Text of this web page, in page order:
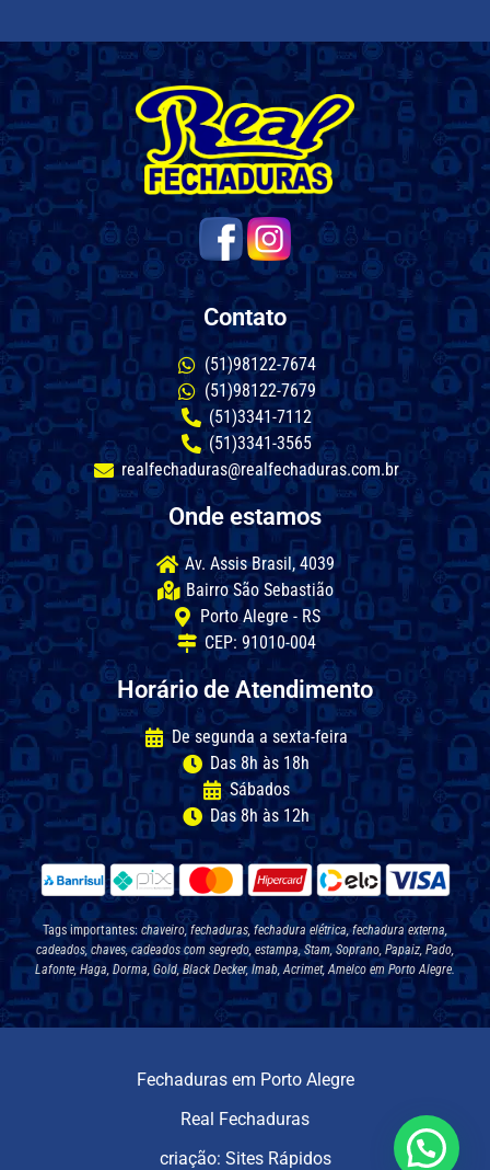
Contato
(51)98122-7674
(51)98122-7679
(51)3341-7112
(51)3341-3565
realfechaduras@realfechaduras.com.br
Onde estamos
Av. Assis Brasil, 4039
Bairro São Sebastião
Porto Alegre - RS
CEP: 91010-004
Horário de Atendimento
De segunda a sexta-feira
Das 8h às 18h
Sábados
Das 8h às 12h
Tags importantes: chaveiro, fechaduras, fechadura elétrica, fechadura externa,
cadeados, chaves, cadeados com segredo, estampa, Stam, Soprano, Papaiz, Pado,
Lafonte, Haga, Dorma, Gold, Black Decker, Imab, Acrimet, Amelco em Porto Alegre.
Fechaduras em Porto Alegre
Real Fechaduras
criação: Sites Rápidos